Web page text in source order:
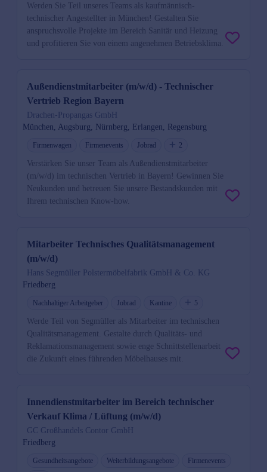
Werden Sie Teil unseres Teams als kaufmännisch-
technischer Angestellter in München! Gestalten Sie
anspruchsvolle Projekte im Bereich Sanitär und Heizung
und profitieren Sie von einem angenehmen Betriebsklima.
Außendienstmitarbeiter (m/w/d) - Technischer
Vertrieb Region Bayern
Drachen-Propangas GmbH
München, Augsburg, Nürnberg, Erlangen, Regensburg
Firmenwagen Firmenevents Jobrad 2
Verstärken Sie unser Team als Außendienstmitarbeiter
(m/w/d) im technischen Vertrieb in Bayern! Gewinnen Sie
Neukunden und betreuen Sie unsere Bestandskunden mit
Ihrem technischen Know-how.
Mitarbeiter Technisches Qualitätsmanagement
(m/w/d)
Hans Segmüller Polstermöbelfabrik GmbH & Co. KG
Friedberg
Nachhaltiger Arbeitgeber Jobrad Kantine 5
Werde Teil von Segmüller als Mitarbeiter im technischen
Qualitätsmanagement. Gestalte durch Qualitäts- und
Reklamationsmanagement sowie enge Schnittstellenarbeit
die Zukunft eines führenden Möbelhauses mit.
Innendienstmitarbeiter im Bereich technischer
Verkauf Klima / Lüftung (m/w/d)
GC Großhandels Contor GmbH
Friedberg
Gesundheitsangebote Weiterbildungsangebote
Firmenevents